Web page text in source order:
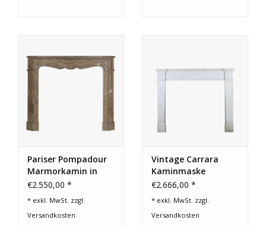
Pariser Pompadour
Marmorkamin in
Karamell | Antik
€2.550,00 *
* exkl. MwSt. zzgl.
Versandkosten
Vintage Carrara
Kaminmaske
€2.666,00 *
* exkl. MwSt. zzgl.
Versandkosten